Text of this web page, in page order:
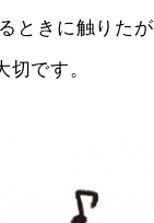
ときに触りたが
です。